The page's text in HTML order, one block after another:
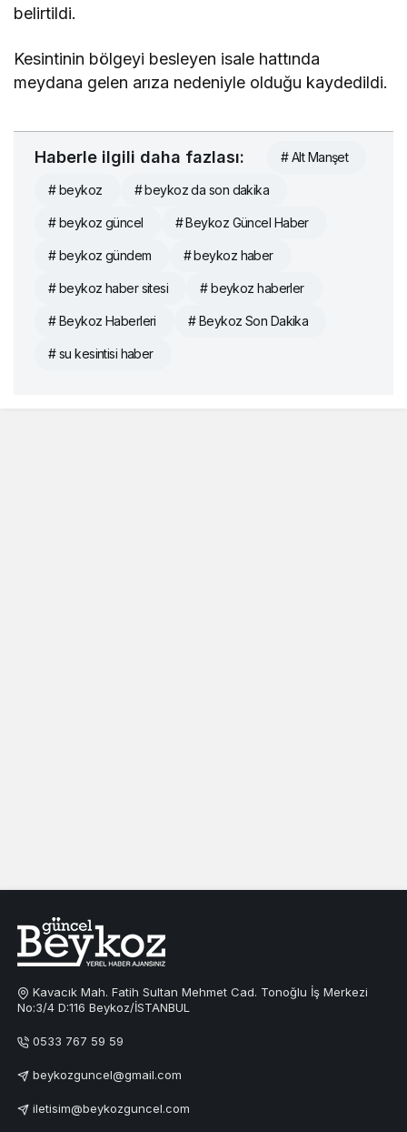
belirtildi.
Kesintinin bölgeyi besleyen isale hattında
meydana gelen arıza nedeniyle olduğu kaydedildi.
Haberle ilgili daha fazlası: # Alt Manşet
# beykoz # beykoz da son dakika
# beykoz güncel # Beykoz Güncel Haber
# beykoz gündem # beykoz haber
# beykoz haber sitesi # beykoz haberler
# Beykoz Haberleri # Beykoz Son Dakika
# su kesintisi haber
Kavacık Mah. Fatih Sultan Mehmet Cad. Tonoğlu İş Merkezi
No:3/4 D:116 Beykoz/İSTANBUL
0533 767 59 59
beykozguncel@gmail.com
iletisim@beykozguncel.com